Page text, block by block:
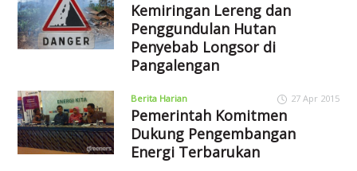
Kemiringan Lereng dan
Penggundulan Hutan
Penyebab Longsor di
Pangalengan
Berita Harian 27 Apr 2015
Pemerintah Komitmen
Dukung Pengembangan
Energi Terbarukan